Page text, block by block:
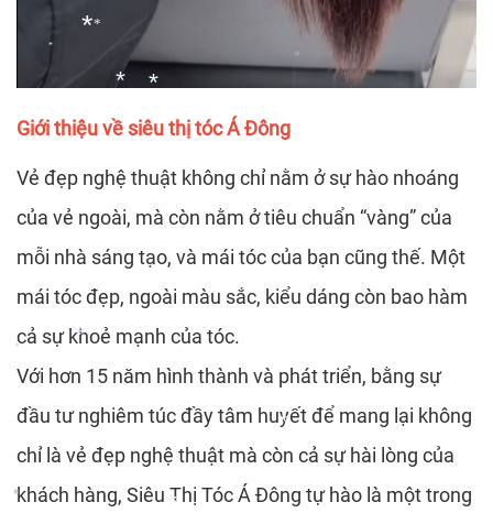
*
*
*
*
*
*
Giới thiệu về siêu thị tóc Á Đông
Vẻ đẹp nghệ thuật không chỉ nằm ở sự hào nhoáng
của vẻ ngoài, mà còn nằm ở tiêu chuẩn “vàng” của
mỗi nhà sáng tạo, và mái tóc của bạn cũng thế. Một
mái tóc đẹp, ngoài màu sắc, kiểu dáng còn bao hàm
cả sự khoẻ mạnh của tóc.
Với hơn 15 năm hình thành và phát triển, bằng sự
đầu tư nghiêm túc đầy tâm huyết để mang lại không
chỉ là vẻ đẹp nghệ thuật mà còn cả sự hài lòng của
khách hàng, Siêu Thị Tóc Á Đông tự hào là một trong